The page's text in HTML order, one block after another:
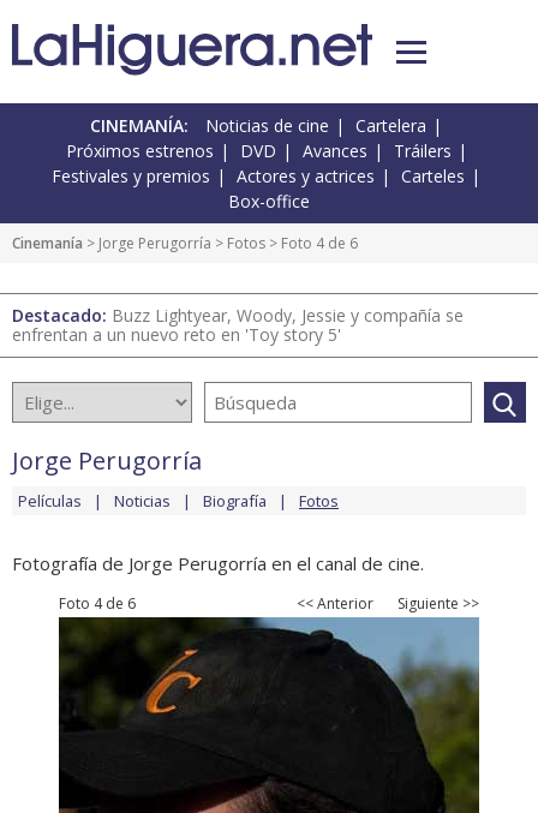
CINEMANÍA: Noticias de cine
Cartelera
Próximos estrenos
DVD Avances
Tráilers
Festivales y premios
Actores y actrices
Carteles
Box-office
Cinemanía > Jorge Perugorría > Fotos > Foto 4 de 6
Destacado: Buzz Lightyear, Woody, Jessie y compañía se
enfrentan a un nuevo reto en 'Toy story 5'
Jorge Perugorría
Películas Noticias Biografía Fotos
Fotografía de Jorge Perugorría en el canal de cine.
Foto 4 de 6 << Anterior Siguiente >>